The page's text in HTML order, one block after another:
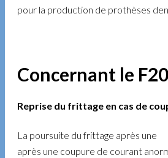
pour la production de prothèses
Concernant le
Reprise du frittage en cas de
La poursuite du frittage après une
après une coupure de courant